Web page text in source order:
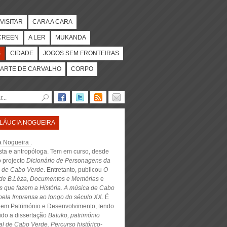
CARA A CARA
A LER MUKANDA
CIDADE JOGOS SEM FRONTEIRAS
DE CARVALHO CORPO
NOGUEIRA
Nogueira .
e antropóloga. Tem em curso, desde
projecto Dicionário de Personagens da
de Cabo Verde. Entretanto, publicou O
B.Léza, Documentos e Memórias e
que fazem a História. A música de Cabo
Imprensa ao longo do século XX. É
Património e Desenvolvimento, tendo
a dissertação Batuko, património
de Cabo Verde. Percurso histórico-